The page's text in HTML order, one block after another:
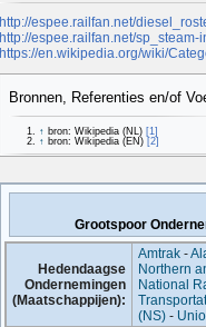
http://espee.railfan.net/
http://espee.railfan.net/sp_steam-
https://en.wikipedia.org/wiki/
Bronnen, Referenties en/of
↑ bron: Wikipedia (NL) [1]
↑ bron: Wikipedia (EN) [2]
Grootspoor
Hedendaagse
Ondernemingen
(Maatschappijen):
Amtrak-
Northern
National
(NS)-